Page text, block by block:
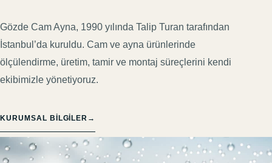
Gözde Cam Ayna, 1990 yılında Talip Turan tarafından
İstanbul’da kuruldu. Cam ve ayna ürünlerinde
ölçülendirme, üretim, tamir ve montaj süreçlerini kendi
ekibimizle yönetiyoruz.
KURUMSAL BILGILER →